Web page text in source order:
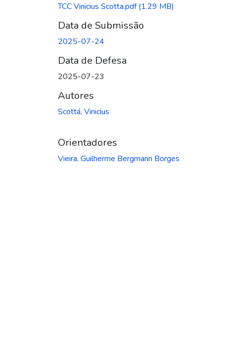
TCC Vinicius Scotta.pdf(1.29 MB)
Data de Submissão
2025-07-24
Data de Defesa
2025-07-23
Autores
Scottá, Vinicius
Orientadores
Vieira, Guilherme Bergmann Borges